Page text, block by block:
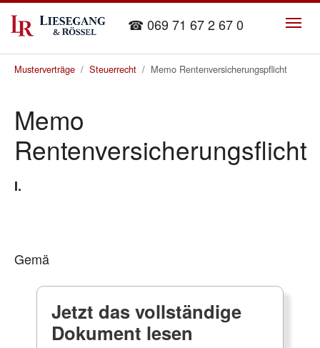
Skip to main content
☎ 069 71 67 2 67 0
You are here:
Musterverträge Steuerrecht Memo Rentenversicherungspflicht
Memo
Rentenversicherungsflicht
I.
Gemä
Jetzt das vollständige
Dokument lesen